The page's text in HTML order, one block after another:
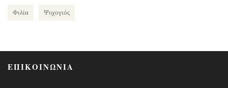
Φιλία Ψυχογιός
ΕΠΙΚΟΙΝΩΝΙΑ